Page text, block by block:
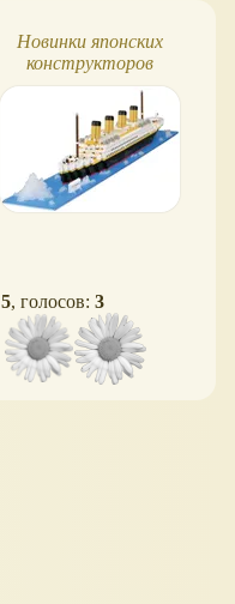
Новинки японских
конструкторов
Nanoblock
5, голосов: 3